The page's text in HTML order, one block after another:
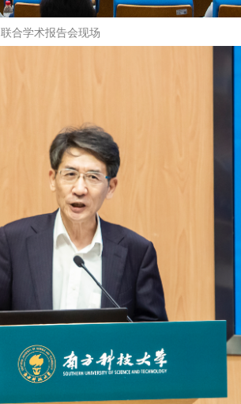
联合学术报告会现场